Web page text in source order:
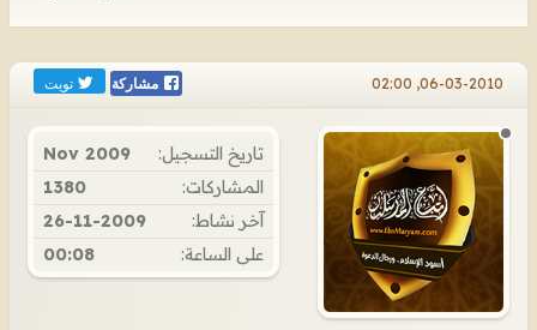
06-03-2010, 02:00 مشاركة تويت
تاريخ التسجيل:
Nov 2009
المشاركات:
1380
آخر نشاط:
26-11-2009
على الساعة:
00:08